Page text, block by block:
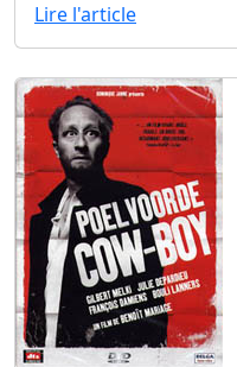
Lire l'article